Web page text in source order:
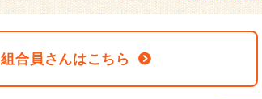
組合員さんはこちら